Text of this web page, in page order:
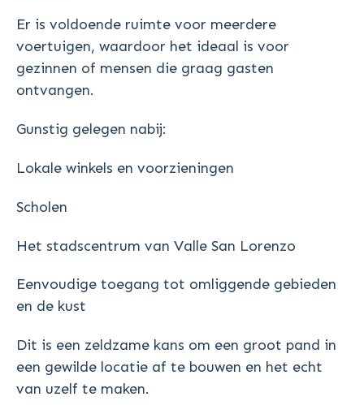
Er is voldoende ruimte voor meerdere
voertuigen, waardoor het ideaal is voor
gezinnen of mensen die graag gasten
ontvangen.
Gunstig gelegen nabij:
Lokale winkels en voorzieningen
Scholen
Het stadscentrum van Valle San Lorenzo
Eenvoudige toegang tot omliggende gebieden
en de kust
Dit is een zeldzame kans om een groot pand in
een gewilde locatie af te bouwen en het echt
van uzelf te maken.